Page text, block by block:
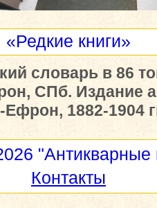
«Редкие книги»
словарь в 86
СПб. Издание
1882-1904
"Антикварные
Контакты